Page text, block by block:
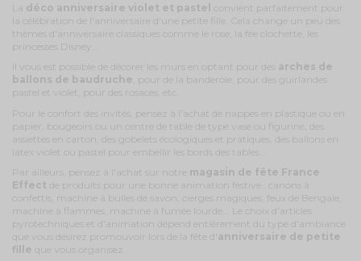
La déco anniversaire violet et pastel
convient parfaitement pour
la célébration de l'anniversaire d'une petite fille. Cela change un peu des
thèmes d'anniversaire classiques comme le rose, la fée clochette, les
princesses Disney...
Il vous est possible de décorer les murs en optant pour des
arches de
ballons de baudruche , pour de la banderole, pour des guirlandes
pastel et violet, pour des rosaces, etc.
Pour le confort des invités, pensez à l'achat de nappes en plastique ou en
papier, bougeoirs ou un centre de table de type vase ou figurine, des
assiettes en carton, des gobelets écologiques et pratiques, des ballons en
latex violet ou pastel pour embellir les bords des tables...
Par ailleurs, pensez à l'achat sur notre magasin de fête France
Effect de produits pour une bonne animation festive : canons à
confettis, machine à bulles de savon, cierges magiques, feux de Bengale,
machine à flammes, machine à fumée lourde... Le choix d'articles
pyrotechniques et d'animation dépend entièrement du type d'ambiance
que vous désirez promouvoir lors de la fête d' anniversaire de petite
fille que vous organisez.